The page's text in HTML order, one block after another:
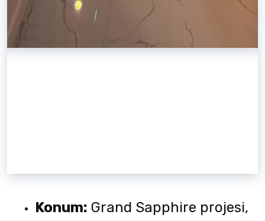
Konum: Grand Sapphire projesi,